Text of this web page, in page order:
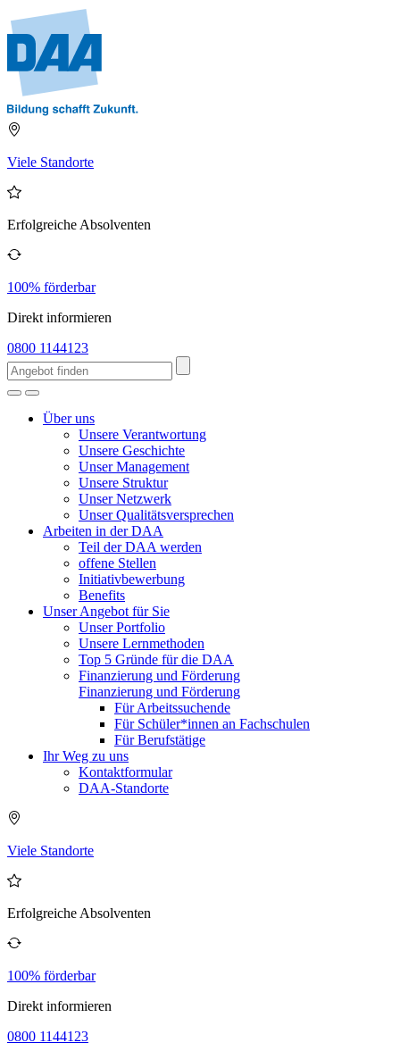
Viele Standorte
Erfolgreiche Absolventen
100% förderbar
Direkt informieren
0800 1144123
Über uns
Unsere Verantwortung
Unsere Geschichte
Unser Management
Unsere Struktur
Unser Netzwerk
Unser Qualitätsversprechen
Arbeiten in der DAA
Teil der DAA werden
offene Stellen
Initiativbewerbung
Benefits
Unser Angebot für Sie
Unser Portfolio
Unsere Lernmethoden
Top 5 Gründe für die DAA
Finanzierung und Förderung
Finanzierung und Förderung
Für Arbeitssuchende
Für Schüler*innen an Fachschulen
Für Berufstätige
Ihr Weg zu uns
Kontaktformular
DAA-Standorte
Viele Standorte
Erfolgreiche Absolventen
100% förderbar
Direkt informieren
0800 1144123